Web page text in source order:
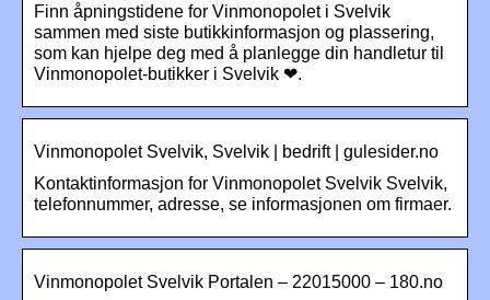
Finn åpningstidene for Vinmonopolet i Svelvik
sammen med siste butikkinformasjon og plassering,
som kan hjelpe deg med å planlegge din handletur til
Vinmonopolet-butikker i Svelvik ❤.
Vinmonopolet Svelvik, Svelvik | bedrift | gulesider.no
Kontaktinformasjon for Vinmonopolet Svelvik Svelvik,
telefonnummer, adresse, se informasjonen om firmaer.
Vinmonopolet Svelvik Portalen – 22015000 – 180.no